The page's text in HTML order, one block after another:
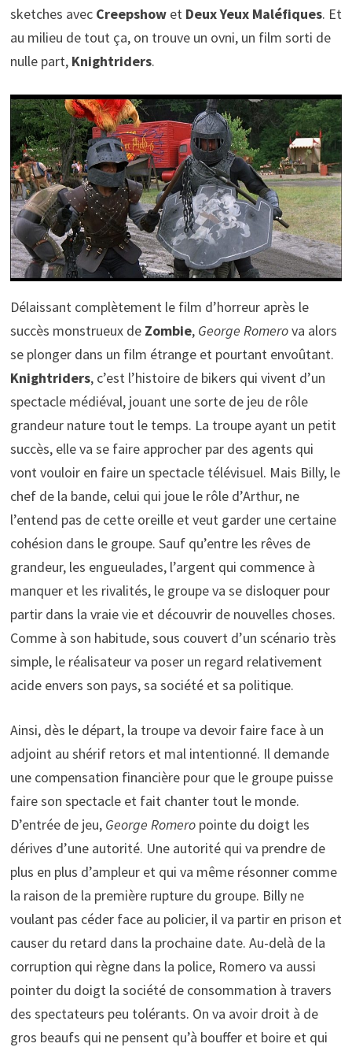
sketches avec Creepshowet Deux Yeux Maléfiques. Et
au milieu de tout ça, on trouve un ovni, un film sorti de
nulle part, Knightriders.
Délaissant complètement le film d’horreur après le
succès monstrueux de Zombie, George Romerova alors
se plonger dans un film étrange et pourtant envoûtant.
Knightriders, c’est l’histoire de bikers qui vivent d’un
spectacle médiéval, jouant une sorte de jeu de rôle
grandeur nature tout le temps. La troupe ayant un petit
succès, elle va se faire approcher par des agents qui
vont vouloir en faire un spectacle télévisuel. Mais Billy, le
chef de la bande, celui qui joue le rôle d’Arthur, ne
l’entend pas de cette oreille et veut garder une certaine
cohésion dans le groupe. Sauf qu’entre les rêves de
grandeur, les engueulades, l’argent qui commence à
manquer et les rivalités, le groupe va se disloquer pour
partir dans la vraie vie et découvrir de nouvelles choses.
Comme à son habitude, sous couvert d’un scénario très
simple, le réalisateur va poser un regard relativement
acide envers son pays, sa société et sa politique.
Ainsi, dès le départ, la troupe va devoir faire face à un
adjoint au shérif retors et mal intentionné. Il demande
une compensation financière pour que le groupe puisse
faire son spectacle et fait chanter tout le monde.
D’entrée de jeu, George Romeropointe du doigt les
dérives d’une autorité. Une autorité qui va prendre de
plus en plus d’ampleur et qui va même résonner comme
la raison de la première rupture du groupe. Billy ne
voulant pas céder face au policier, il va partir en prison et
causer du retard dans la prochaine date. Au-delà de la
corruption qui règne dans la police, Romero va aussi
pointer du doigt la société de consommation à travers
des spectateurs peu tolérants. On va avoir droit à de
gros beaufs qui ne pensent qu’à bouffer et boire et qui